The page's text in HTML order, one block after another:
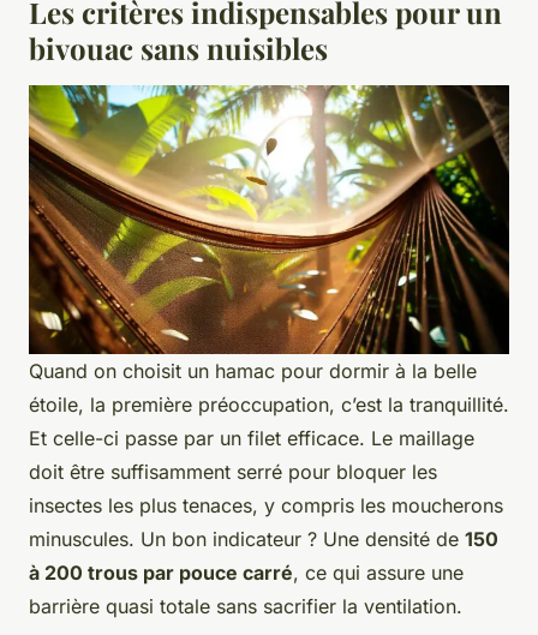
Les critères indispensables pour un
bivouac sans nuisibles
Quand on choisit un hamac pour dormir à la belle
étoile, la première préoccupation, c’est la tranquillité.
Et celle-ci passe par un filet efficace. Le maillage
doit être suffisamment serré pour bloquer les
insectes les plus tenaces, y compris les moucherons
minuscules. Un bon indicateur ? Une densité de 150
à 200 trous par pouce carré, ce qui assure une
barrière quasi totale sans sacrifier la ventilation.